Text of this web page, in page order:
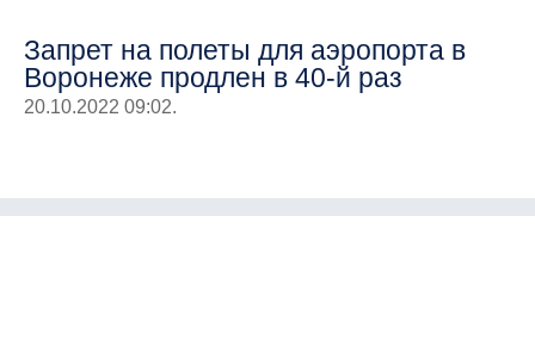
Запрет на полеты для аэропорта в
Воронеже продлен в 40-й раз
20.10.2022 09:02.